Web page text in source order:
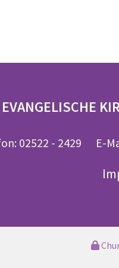
EVANGELISCHE
02522 - 2429 E-